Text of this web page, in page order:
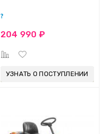
204 990 ₽
УЗНАТЬ О ПОСТУПЛЕНИИ